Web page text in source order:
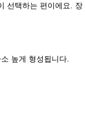
선택하는 편이에요. 장
높게 형성됩니다.